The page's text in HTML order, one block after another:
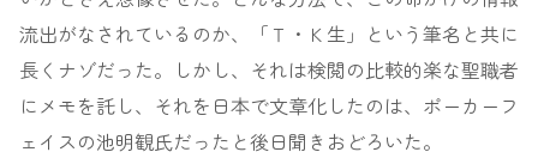
流出がなされているのか、「Ｔ・Ｋ生」という筆名と共に
長くナゾだった。しかし、それは検閲の比較的楽な聖職者
にメモを託し、それを日本で文章化したのは、ポーカーフ
ェイスの池明観氏だったと後日聞きおどろいた。